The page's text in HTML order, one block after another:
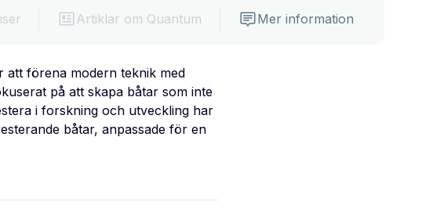
Artiklar om Quantum Mer information
att förena modern teknik med
på att skapa båtar som inte
i forskning och utveckling har
båtar, anpassade för en